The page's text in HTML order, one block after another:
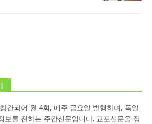
간되어 월 4회, 매주 금요일 발행하며, 독일
보를 전하는 주간신문입니다. 교포신문을 정